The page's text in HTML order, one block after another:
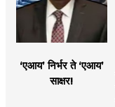
‘एआय’ निर्भर ते ‘एआय’
साक्षर!